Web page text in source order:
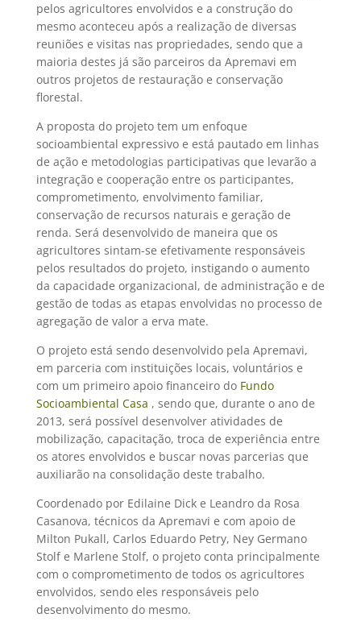
pelos agricultores envolvidos e a construção do
mesmo aconteceu após a realização de diversas
reuniões e visitas nas propriedades, sendo que a
maioria destes já são parceiros da Apremavi em
outros projetos de restauração e conservação
florestal.
A proposta do projeto tem um enfoque
socioambiental expressivo e está pautado em linhas
de ação e metodologias participativas que levarão a
integração e cooperação entre os participantes,
comprometimento, envolvimento familiar,
conservação de recursos naturais e geração de
renda. Será desenvolvido de maneira que os
agricultores sintam-se efetivamente responsáveis
pelos resultados do projeto, instigando o aumento
da capacidade organizacional, de administração e de
gestão de todas as etapas envolvidas no processo de
agregação de valor a erva mate.
O projeto está sendo desenvolvido pela Apremavi,
em parceria com instituições locais, voluntários e
com um primeiro apoio financeiro do Fundo
Socioambiental Casa , sendo que, durante o ano de
2013, será possível desenvolver atividades de
mobilização, capacitação, troca de experiência entre
os atores envolvidos e buscar novas parcerias que
auxiliarão na consolidação deste trabalho.
Coordenado por Edilaine Dick e Leandro da Rosa
Casanova, técnicos da Apremavi e com apoio de
Milton Pukall, Carlos Eduardo Petry, Ney Germano
Stolf e Marlene Stolf, o projeto conta principalmente
com o comprometimento de todos os agricultores
envolvidos, sendo eles responsáveis pelo
desenvolvimento do mesmo.